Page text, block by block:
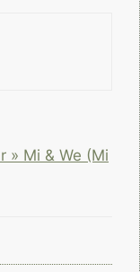
» Mi & We (Mi